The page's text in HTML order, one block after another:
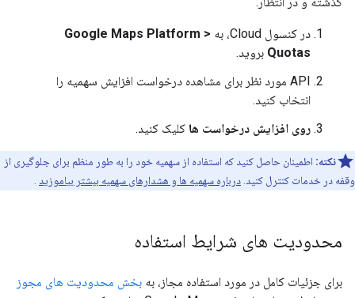
در کنسول Cloud، به
Google Maps Platform >
Quotas بروید.
API مورد نظر برای مشاهده درخواست افزایش سهمیه را
انتخاب کنید.
روی افزایش درخواست ها کلیک کنید.
نکته: اطمینان حاصل کنید که استفاده از سهمیه خود را به طور منظم برای جلوگیری از
وقفه در خدمات کنترل کنید. درباره سهمیه ها و هشدارهای سهمیه بیشتر بیاموزید
محدودیت های شرایط استفاده
برای جزئیات کامل در مورد استفاده مجاز، به بخش محدودیت های مجوز